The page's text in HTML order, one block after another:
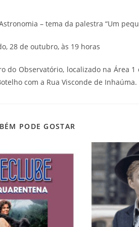
– tema da palestra “Um
28 de outubro, às 19 horas
do Observatório, localizado na Área
com a Rua Visconde de Inhaúma.
PODE GOSTAR